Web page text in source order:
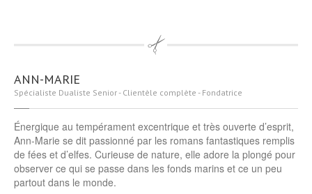
ANN-MARIE
Spécialiste Dualiste Senior - Clientèle complète - Fondatrice
Énergique au tempérament excentrique et très ouverte d’esprit,
Ann-Marie se dit passionné par les romans fantastiques remplis
de fées et d’elfes. Curieuse de nature, elle adore la plongé pour
observer ce qui se passe dans les fonds marins et ce un peu
partout dans le monde.